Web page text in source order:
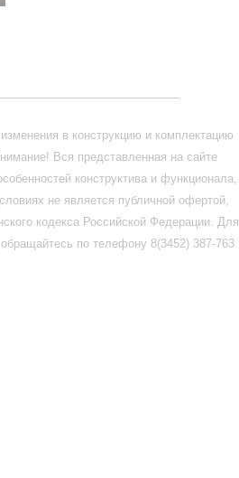
в конструкцию и комплектацию
Вся представленная на сайте
конструктива и функционала,
не является публичной офертой,
кодекса Российской Федерации. Для
по телефону 8(3452) 387-763